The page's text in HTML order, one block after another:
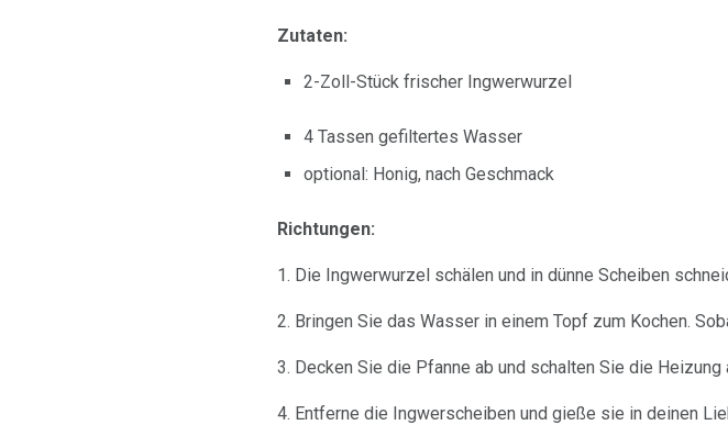
Zutaten:
2-Zoll-Stück frischer Ingwerwurzel
4 Tassen gefiltertes Wasser
optional: Honig, nach Geschmack
Richtungen:
1. Die Ingwerwurzel schälen und in dünne Scheiben
2. Bringen Sie das Wasser in einem Topf zum Kochen.
3. Decken Sie die Pfanne ab und schalten Sie die
4. Entferne die Ingwerscheiben und gieße sie in deinen